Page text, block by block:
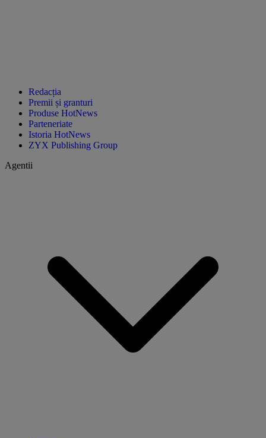
Redacția
Premii și granturi
Produse HotNews
Parteneriate
Istoria HotNews
ZYX Publishing Group
Agentii